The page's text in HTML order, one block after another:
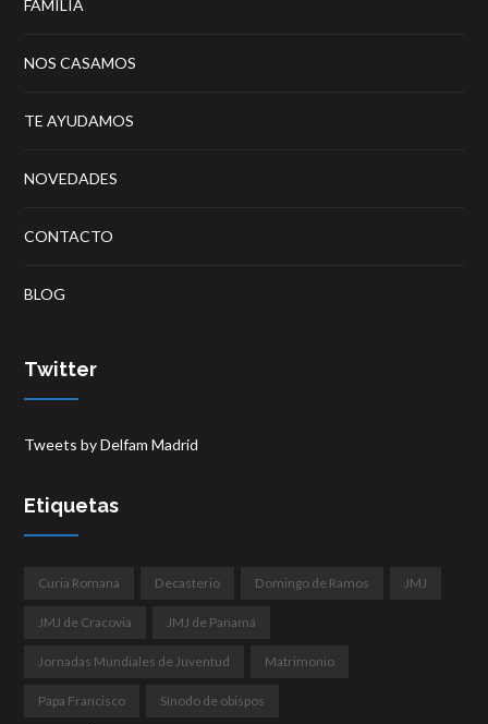
FAMILIA
NOS CASAMOS
TE AYUDAMOS
NOVEDADES
CONTACTO
BLOG
Twitter
Tweets by Delfam Madrid
Etiquetas
Curia Romana Decasterio Domingo de Ramos JMJ
JMJ de Cracovia JMJ de Panamá
Jornadas Mundiales de Juventud Matrimonio
Papa Francisco Sínodo de obispos